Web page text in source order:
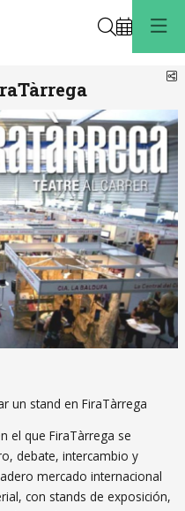
Buscar
un stand en FiraTàrrega
el que FiraTàrrega se
debate, intercambio y
mercado internacional
con stands de exposición,